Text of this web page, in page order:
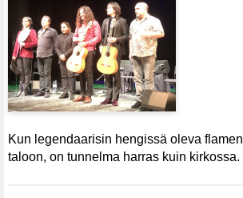
Kun legendaarisin hengissä oleva
taloon, on tunnelma harras kuin kirkossa.